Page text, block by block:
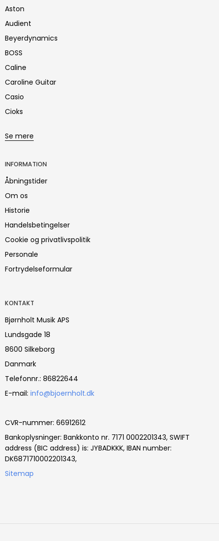
Aston
Audient
Beyerdynamics
BOSS
Caline
Caroline Guitar
Casio
Cioks
Se mere
INFORMATION
Åbningstider
Om os
Historie
Handelsbetingelser
Cookie og privatlivspolitik
Personale
Fortrydelseformular
KONTAKT
Bjørnholt Musik APS
Lundsgade 18
8600 Silkeborg
Danmark
Telefonnr.: 86822644
E-mail: info@bjoernholt.dk
CVR-nummer: 66912612
Bankoplysninger: Bankkonto nr. 7171 0002201343, SWIFT
address (BIC address) is: JYBADKKK, IBAN number:
DK6871710002201343,
Sitemap